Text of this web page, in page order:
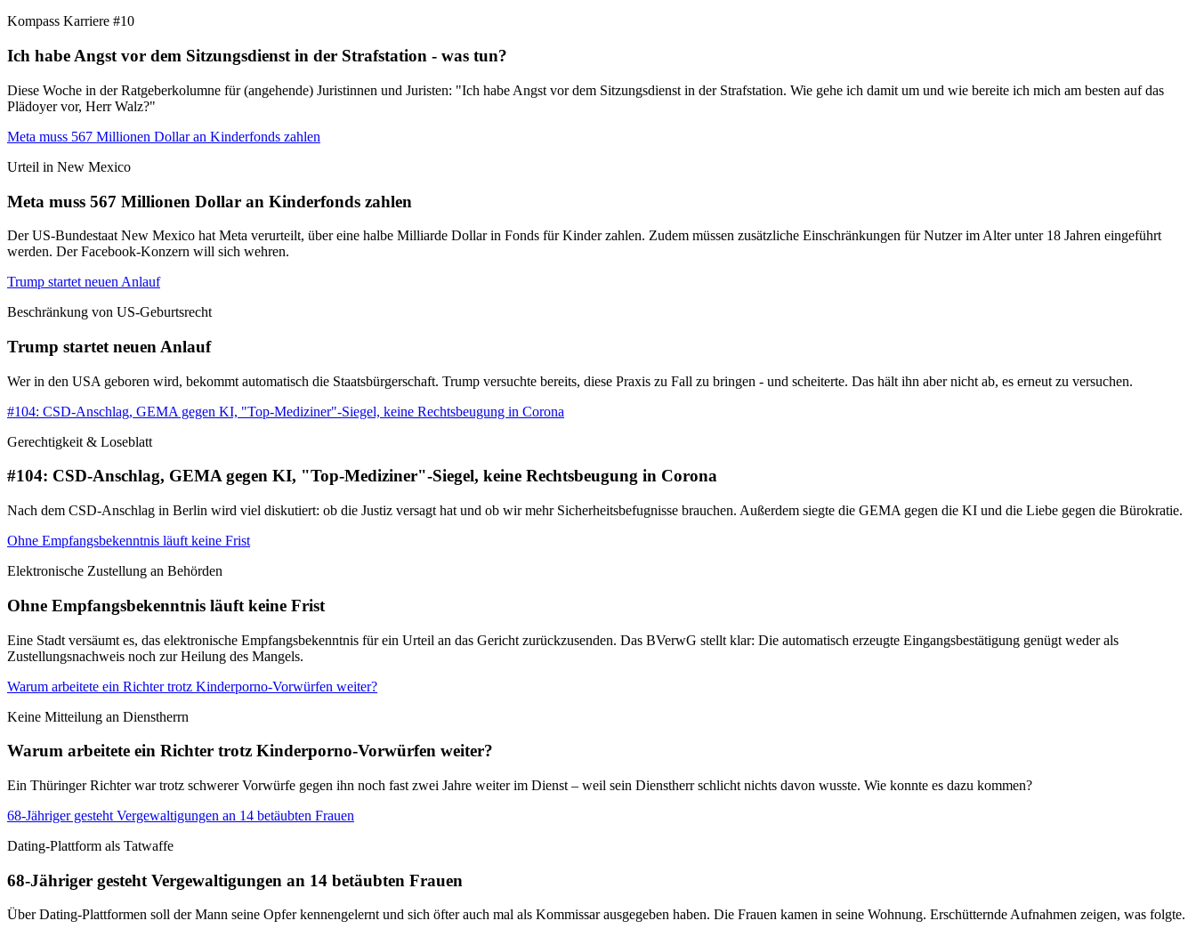
Kompass Karriere #10
Ich habe Angst vor dem Sitzungsdienst in der Strafstation - was tun?
Diese Woche in der Ratgeberkolumne für (angehende) Juristinnen und Juristen: "Ich habe Angst vor dem Sitzungsdienst in der Strafstation. Wie gehe ich damit um und wie bereite ich mich am besten auf das
Plädoyer vor, Herr Walz?"
Meta muss 567 Millionen Dollar an Kinderfonds zahlen
Urteil in New Mexico
Meta muss 567 Millionen Dollar an Kinderfonds zahlen
Der US-Bundestaat New Mexico hat Meta verurteilt, über eine halbe Milliarde Dollar in Fonds für Kinder zahlen. Zudem müssen zusätzliche Einschränkungen für Nutzer im Alter unter 18 Jahren eingeführt
werden. Der Facebook-Konzern will sich wehren.
Trump startet neuen Anlauf
Beschränkung von US-Geburtsrecht
Trump startet neuen Anlauf
Wer in den USA geboren wird, bekommt automatisch die Staatsbürgerschaft. Trump versuchte bereits, diese Praxis zu Fall zu bringen - und scheiterte. Das hält ihn aber nicht ab, es erneut zu versuchen.
#104: CSD-Anschlag, GEMA gegen KI, "Top-Mediziner"-Siegel, keine Rechtsbeugung in Corona
Gerechtigkeit & Loseblatt
#104: CSD-Anschlag, GEMA gegen KI, "Top-Mediziner"-Siegel, keine Rechtsbeugung in Corona
Nach dem CSD-Anschlag in Berlin wird viel diskutiert: ob die Justiz versagt hat und ob wir mehr Sicherheitsbefugnisse brauchen. Außerdem siegte die GEMA gegen die KI und die Liebe gegen die Bürokratie.
Ohne Empfangsbekenntnis läuft keine Frist
Elektronische Zustellung an Behörden
Ohne Empfangsbekenntnis läuft keine Frist
Eine Stadt versäumt es, das elektronische Empfangsbekenntnis für ein Urteil an das Gericht zurückzusenden. Das BVerwG stellt klar: Die automatisch erzeugte Eingangsbestätigung genügt weder als
Zustellungsnachweis noch zur Heilung des Mangels.
Warum arbeitete ein Richter trotz Kinderporno-Vorwürfen weiter?
Keine Mitteilung an Dienstherrn
Warum arbeitete ein Richter trotz Kinderporno-Vorwürfen weiter?
Ein Thüringer Richter war trotz schwerer Vorwürfe gegen ihn noch fast zwei Jahre weiter im Dienst – weil sein Dienstherr schlicht nichts davon wusste. Wie konnte es dazu kommen?
68-Jähriger gesteht Vergewaltigungen an 14 betäubten Frauen
Dating-Plattform als Tatwaffe
68-Jähriger gesteht Vergewaltigungen an 14 betäubten Frauen
Über Dating-Plattformen soll der Mann seine Opfer kennengelernt und sich öfter auch mal als Kommissar ausgegeben haben. Die Frauen kamen in seine Wohnung. Erschütternde Aufnahmen zeigen, was folgte.